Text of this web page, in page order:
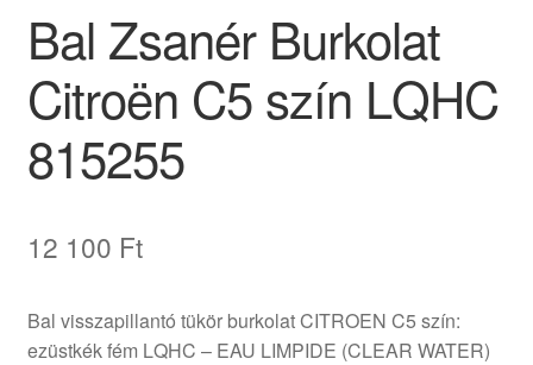
Szállítás világszerte
Bal Zsanér Burkolat
Citroën C5 szín LQHC
815255
12 100 Ft
Bal visszapillantó tükör burkolat CITROEN C5 szín:
ezüstkék fém LQHC – EAU LIMPIDE (CLEAR WATER)